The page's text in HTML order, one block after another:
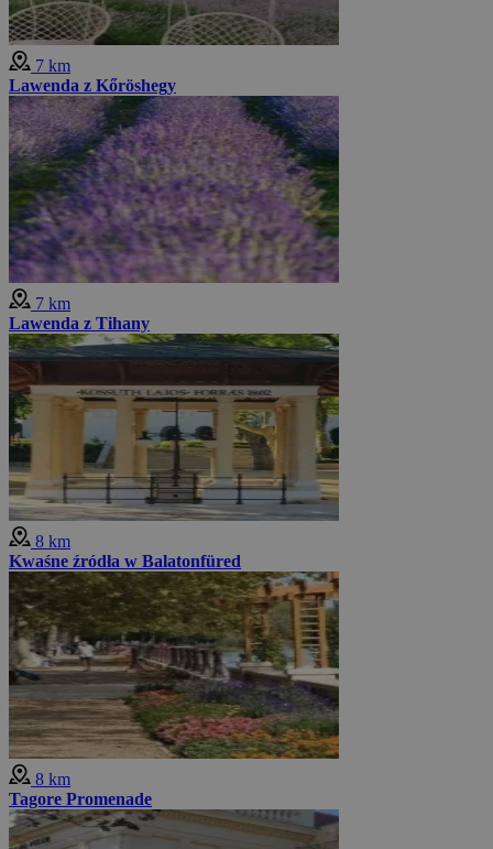
7 km
Lawenda z Kőröshegy
7 km
Lawenda z Tihany
8 km
Kwaśne źródła w Balatonfüred
8 km
Tagore Promenade